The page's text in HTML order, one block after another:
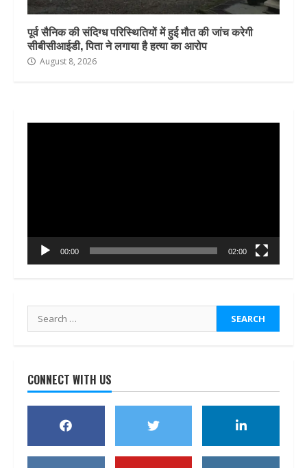
पूर्व सैनिक की संदिग्ध परिस्थितियों में हुई मौत की जांच करेगी
सीबीसीआईडी, पिता ने लगाया है हत्या का आरोप
August 8, 2026
00:00 02:00
Search
for:
CONNECT WITH US